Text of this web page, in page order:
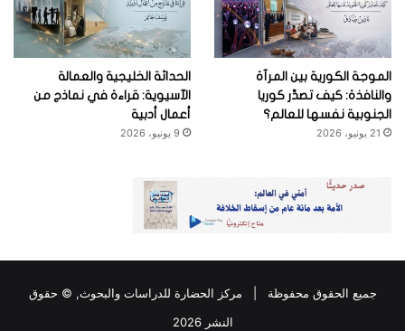
الموجة الكورية بين المرآة
والنافذة: كيف تصدِّر كوريا
الجنوبية نفسها للعالم؟
21 يونيو، 2026
الحداثة الخليجية والعمالة
الآسيوية: قراءة في نماذج من
أعمال أدبية
9 يونيو، 2026
جميع الحقوق محفوظة | مركز الحضارة للدراسات والبحوث, © حقوق
النشر 2026